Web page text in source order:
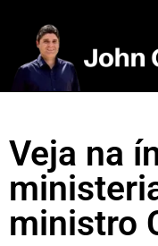
Veja na
ministro